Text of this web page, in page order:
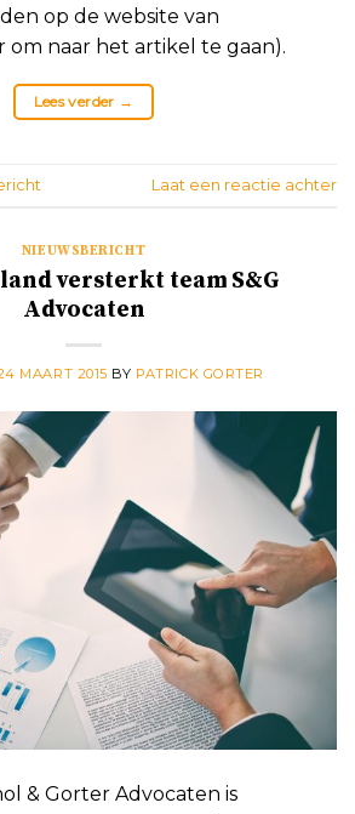
op de website van
om naar het artikel te gaan).
Lees verder →
Laat een reactie achter
NIEUWSBERICHT
versterkt team S&G
Advocaten
MAART 2015 BY PATRICK GORTER
& Gorter Advocaten is